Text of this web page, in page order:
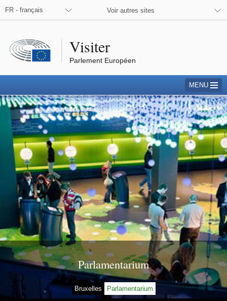
FR - français Voir autres sites
Visiter
Parlement Européen
MENU
Parlamentarium
Parlamentarium
Bruxelles Parlamentarium
pendant l’activité